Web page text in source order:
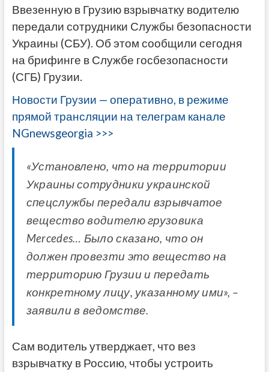
Ввезенную в Грузию взрывчатку водителю
передали сотрудники Службы безопасности
Украины (СБУ). Об этом сообщили сегодня
на брифинге в Службе госбезопасности
(СГБ) Грузии.
Новости Грузии — оперативно, в режиме
прямой трансляции на телеграм канале
NGnewsgeorgia >>>
«Установлено, что на территории
Украины сотрудники украинской
спецслужбы передали взрывчатое
вещество водителю грузовика
Mercedes… Было сказано, что он
должен провезти это вещество на
территорию Грузии и передать
конкретному лицу, указанному ими», –
заявили в ведомстве.
Сам водитель утверджает, что вез
взрывчатку в Россию, чтобы устроить